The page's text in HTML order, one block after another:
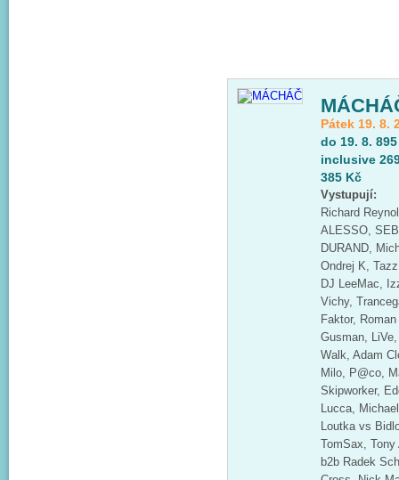
Pátek 19. 8.
do 19. 8.
inclusive
385 Kč
Vystupují:
Richard
ALESSO,
DURAND,
Ondrej K,
DJ LeeMac,
Vichy,
Faktor,
Gusman,
Walk, Adam
Milo, P@co,
Skipworker,
Lucca,
Loutka vs
TomSax, Tony
b2b Radek